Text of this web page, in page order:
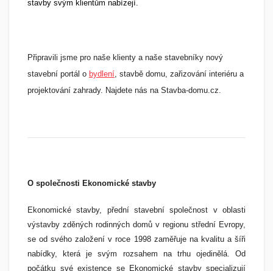
stavby svým klientům nabízejí.
Připravili jsme pro naše klienty a naše stavebníky nový
stavební portál o bydlení , stavbě domu, zařizování interiéru a
projektování zahrady. Najdete nás na Stavba-domu.cz.
O společnosti Ekonomické stavby
Ekonomické stavby, přední stavební společnost v oblasti
výstavby zděných rodinných domů v regionu střední Evropy,
se od svého založení v roce 1998 zaměřuje na kvalitu a šíři
nabídky, která je svým rozsahem na trhu ojedinělá. Od
počátku své existence se Ekonomické stavby specializují